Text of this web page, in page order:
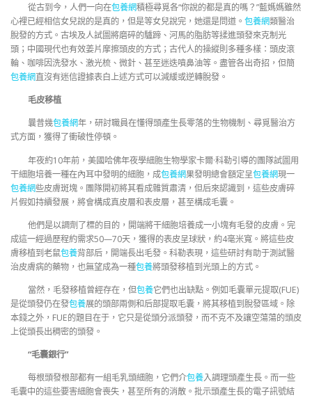
從古到今，人們一向在包養網積極尋覓各“你說的都是真的嗎？”藍媽媽雖然
心裡已經相信女兒說的是真的，但是等女兒說完，她還是問道。 包養網類醫治
脫發的方式。古埃及人試圖將磨碎的驢蹄、河馬的脂肪等揉進頭發來克制光
頭；中國現代也有效姜片摩擦頭皮的方式；古代人的操縱則多種多樣：頭皮滾
輪、咖啡因洗發水、激光梳、微針、甚至迷迭噴鼻油等。盡管各出奇招，但簡
包養網直沒有迷信證據表白上述方式可以減緩或逆轉脫發。
毛皮移植
曩昔幾包養網年，研討職員在懂得頭產生長零落的生物機制、尋覓醫治方
式方面，獲得了衝破性停頓。
年夜約10年前，美國哈佛年夜學細胞生物學家卡爾·科勒引導的團隊試圖用
干細胞培養一種在內耳中發明的細胞，成包養網果發明總會額定呈包養網現一
包養網些皮膚斑塊。團隊開初將其看成雜質肅清，但后來認識到，這些皮膚碎
片假如持續發展，將會構成真皮層和表皮層，甚至構成毛囊。
他們是以調劑了標的目的，開端將干細胞培養成一小塊有毛發的皮膚。完
成這一經過歷程約需求50—70天，獲得的表皮呈球狀，約4毫米寬。將這些皮
膚移植到老鼠包養背部后，開端長出毛發。科勒表現，這些研討有助于測試醫
治皮膚病的藥物，也無望成為一種包養將頭發移植到光頭上的方式。
當然，毛發移植曾經存在，但包養它們也出缺點。例如毛囊單元提取(FUE)
是從頭發仍在發包養展的頭部兩側和后部提取毛囊，將其移植到脫發區域。除
本錢之外，FUE的題目在于，它只是從頭分派頭發，而不克不及讓空蕩蕩的頭皮
上從頭長出稠密的頭發。
“毛囊銀行”
每根頭發根部都有一組毛乳頭細胞，它們介包養入調理頭產生長。而一些
毛囊中的這些要害細胞會喪失，甚至所有的消散。批示頭產生長的電子訊號結